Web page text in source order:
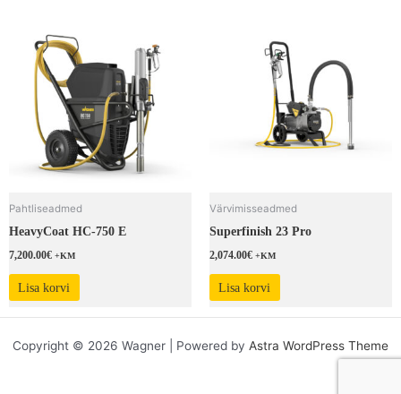
Pahtliseadmed
HeavyCoat HC-750 E
7,200.00€ +KM
Lisa korvi
Värvimisseadmed
Superfinish 23 Pro
2,074.00€ +KM
Lisa korvi
Copyright © 2026 Wagner | Powered by Astra WordPress Theme